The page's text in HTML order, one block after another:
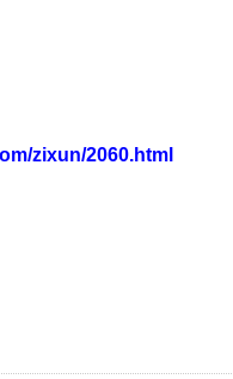
zixun/2060.html